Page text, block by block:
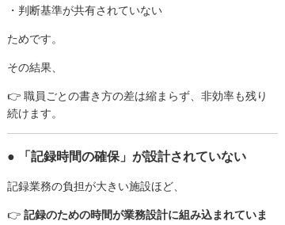
・判断基準が共有されていない
ためです。
その結果、
👉 職員ごとの書き方の差は縮まらず、非効率も残り
続けます。
● 「記録時間の確保」が設計されていない
記録業務の負担が大きい施設ほど、
👉 記録のための時間が業務設計に組み込まれていま